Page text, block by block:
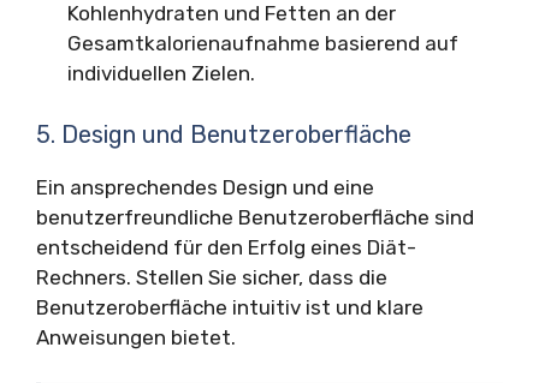
Kohlenhydraten und Fetten an der
Gesamtkalorienaufnahme basierend auf
individuellen Zielen.
5. Design und Benutzeroberfläche
Ein ansprechendes Design und eine
benutzerfreundliche Benutzeroberfläche sind
entscheidend für den Erfolg eines Diät-
Rechners. Stellen Sie sicher, dass die
Benutzeroberfläche intuitiv ist und klare
Anweisungen bietet.